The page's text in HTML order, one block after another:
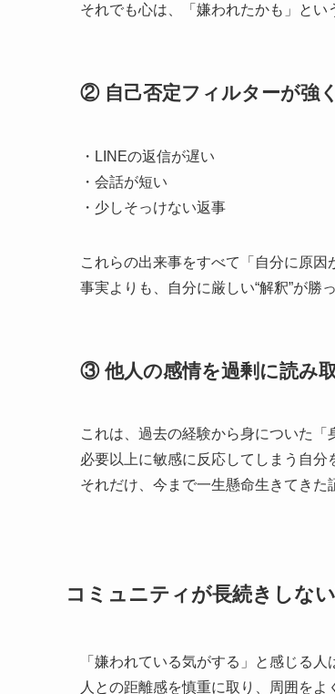
それでも心は、「嫌われたかも」とい
② 自己否定フィルターが強
・LINEの返信が遅い
・会話が短い
・少しそっけない返事
これらの出来事をすべて「自分に原因
事実よりも、自分に厳しい“解釈”が勝
③ 他人の感情を過剰に読み
これは、過去の経験から身についた「
必要以上に敏感に反応してしまう自分
それだけ、今まで一生懸命生きてきた
コミュニティが長続きしな
「嫌われている気がする」と感じる人
人との距離感を慎重に取り、周囲をよ